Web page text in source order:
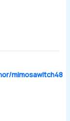
mimosawitch48